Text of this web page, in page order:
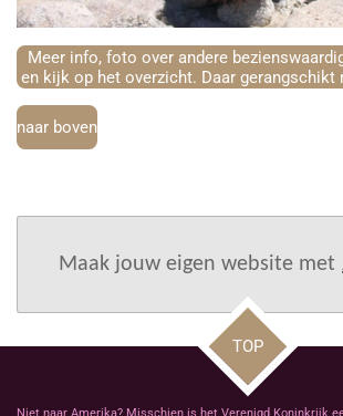
Meer info, foto over andere
en kijk op het overzicht. Daar gerangschikt
naar boven
Maak jouw eigen website met
TOP